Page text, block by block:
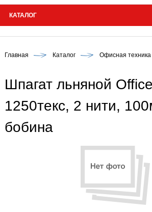
КАТАЛОГ
Главная Каталог Офисная техника
Шпагат льняной
1250текс, 2 нити,
бобина